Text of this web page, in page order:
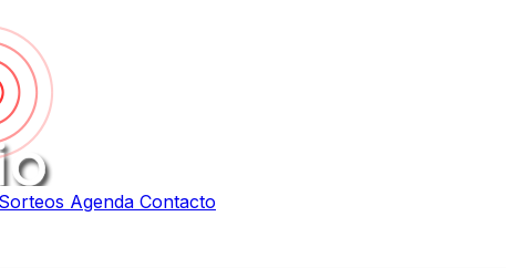
Sorteos Agenda Contacto